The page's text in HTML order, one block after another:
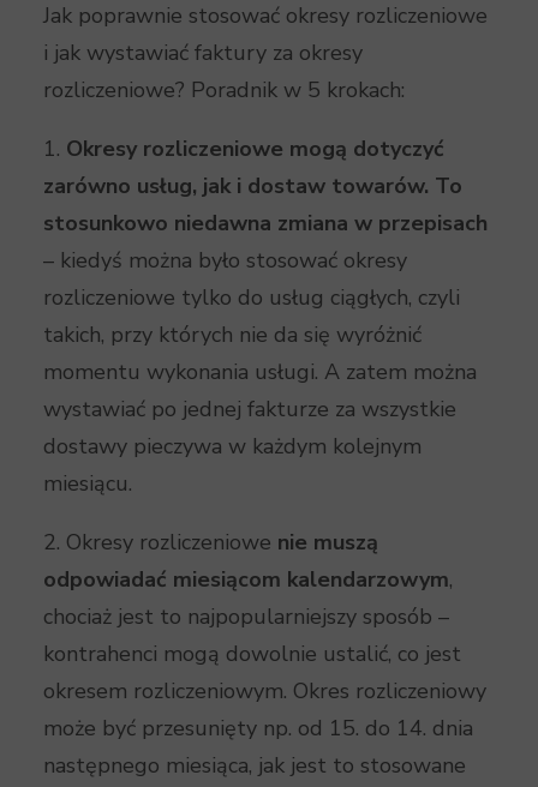
Jak poprawnie stosować okresy rozliczeniowe
i jak wystawiać faktury za okresy
rozliczeniowe? Poradnik w 5 krokach:
1. Okresy rozliczeniowe mogą dotyczyć
zarówno usług, jak i dostaw towarów. To
stosunkowo niedawna zmiana w przepisach
– kiedyś można było stosować okresy
rozliczeniowe tylko do usług ciągłych, czyli
takich, przy których nie da się wyróżnić
momentu wykonania usługi. A zatem można
wystawiać po jednej fakturze za wszystkie
dostawy pieczywa w każdym kolejnym
miesiącu.
2. Okresy rozliczeniowe nie muszą
odpowiadać miesiącom kalendarzowym,
chociaż jest to najpopularniejszy sposób –
kontrahenci mogą dowolnie ustalić, co jest
okresem rozliczeniowym. Okres rozliczeniowy
może być przesunięty np. od 15. do 14. dnia
następnego miesiąca, jak jest to stosowane